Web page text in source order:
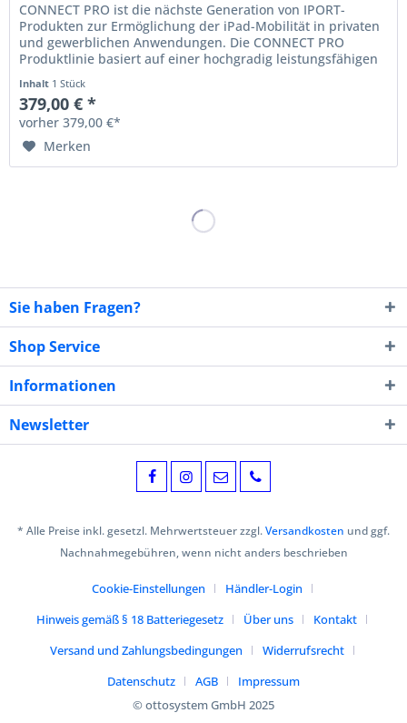
CONNECT PRO ist die nächste Generation von IPORT-
Produkten zur Ermöglichung der iPad-Mobilität in privaten
und gewerblichen Anwendungen. Die CONNECT PRO
Produktlinie basiert auf einer hochgradig leistungsfähigen
Inhalt 1 Stück
379,00 € *
vorher 379,00 €*
Merken
Sie haben Fragen?
Shop Service
Informationen
Newsletter
* Alle Preise inkl. gesetzl. Mehrwertsteuer zzgl.Versandkosten und ggf.
Nachnahmegebühren, wenn nicht anders beschrieben
Cookie-Einstellungen
Händler-Login
Hinweis gemäß § 18 Batteriegesetz
Über uns
Kontakt
Versand und Zahlungsbedingungen
Widerrufsrecht
Datenschutz
AGB
Impressum
© ottosystem GmbH 2025